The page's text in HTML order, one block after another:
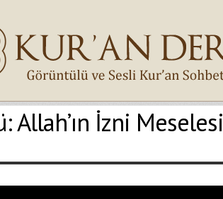
Allah’ın İzni Meselesi